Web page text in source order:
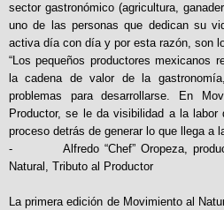
sector gastronómico (agricultura,
uno de las personas que dedican su
activa día con día y por esta razón, son
“Los pequeños productores mexicanos
la cadena de valor de la
problemas para desarrollarse. En
Productor, se le da visibilidad a la
proceso detrás de generar lo que llega a
- Alfredo “Chef” Oropeza,
Natural, Tributo al Productor
La primera edición de Movimiento al